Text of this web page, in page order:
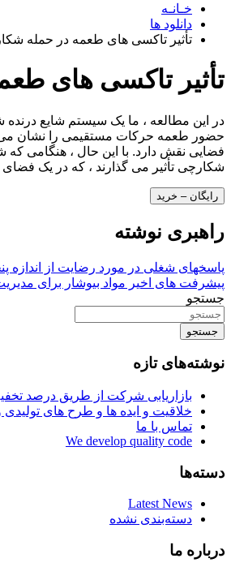
خـانـه
دانلود ها
تأثیر تاکسی های طعمه در حمله
تأثیر تاکسی های
در این مطالعه ، ما یک سیستم شایع
حضور طعمه حرکات مستقیمی را نشان می
فضایی نقش دارد. با این حال ، هنگامی
شکارچی تأثیر می گذارند ، که در یک فضای
رایگان – خرید
راهبری نوشته
پاسخهای شغلی در مورد رضایت از
پیشرفت های اخیر مواد بیوشار برای
جستجو
جستجو
نوشته‌های تازه
بازاریابی شرکت از طریق درصد
خلاقیت و ایده ها و طرح های
تماس با ما
We develop quality code
دسته‌ها
Latest News
دسته‌بندی نشده
درباره ما